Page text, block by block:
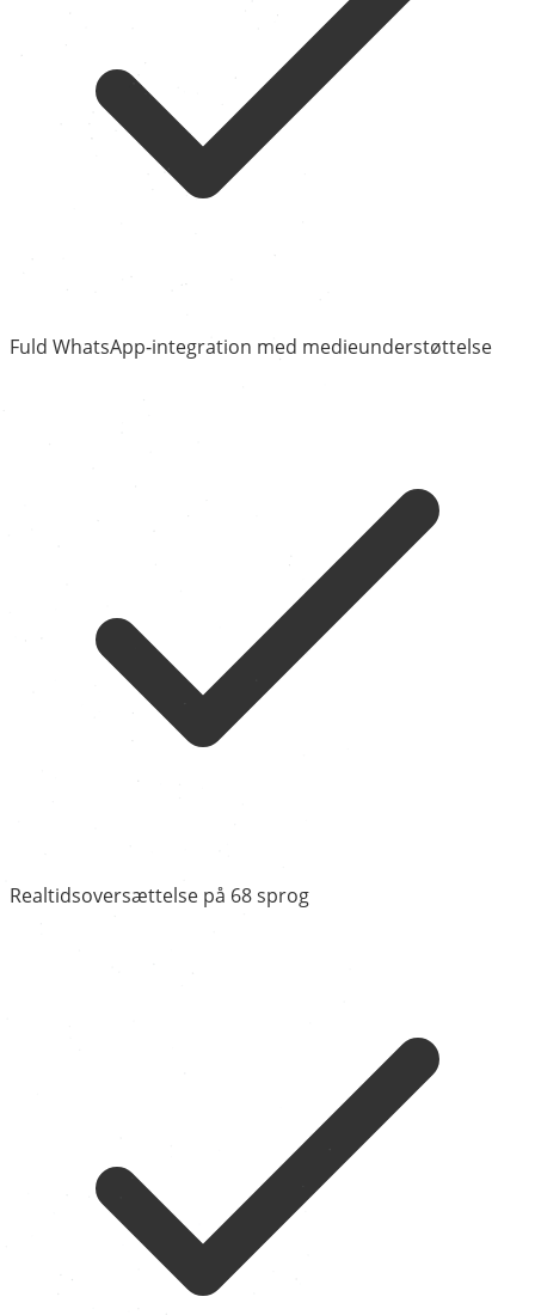
Fuld WhatsApp-integration med medieunderstøttelse
Realtidsoversættelse på 68 sprog